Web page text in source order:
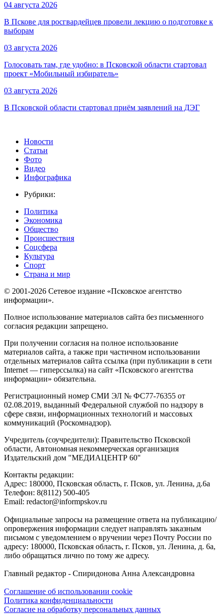
04 августа 2026
В Пскове для росгвардейцев провели лекцию о подготовке к
выборам
03 августа 2026
Голосовать там, где удобно: в Псковской области стартовал
проект «Мобильный избиратель»
03 августа 2026
В Псковской области стартовал приём заявлений на ДЭГ
Новости
Статьи
Фото
Видео
Инфографика
Рубрики:
Политика
Экономика
Общество
Происшествия
Соцсфера
Культура
Спорт
Страна и мир
© 2001-2026 Сетевое издание «Псковское агентство
информации».
Полное использование материалов сайта без письменного
согласия редакции запрещено.
При получении согласия на полное использование
материалов сайта, а также при частичном использовании
отдельных материалов сайта ссылка (при публикации в сети
Internet — гиперссылка) на сайт «Псковского агентства
информации» обязательна.
Регистрационный номер СМИ ЭЛ № ФС77-76355 от
02.08.2019, выданный Федеральной службой по надзору в
сфере связи, информационных технологий и массовых
коммуникаций (Роскомнадзор).
Учредитель (соучредители): Правительство Псковской
области, Автономная некоммерческая организация
Издательский дом "МЕДИАЦЕНТР 60"
Контакты редакции:
Адреc: 180000, Псковская область, г. Псков, ул. Ленина, д.6а
Телефон: 8(8112) 500-405
Email: redactor@informpskov.ru
Официальные запросы на размещение ответа на публикацию/
опровержения информации следует направлять заказным
письмом с уведомлением о вручении через Почту России по
адресу: 180000, Псковская область, г. Псков, ул. Ленина, д. 6а,
либо обращаться лично по тому же адресу.
Главный редактор - Спиридонова Анна Александровна
Соглашение об использовании cookie
Политика конфиденциальности
Согласие на обработку персональных данных